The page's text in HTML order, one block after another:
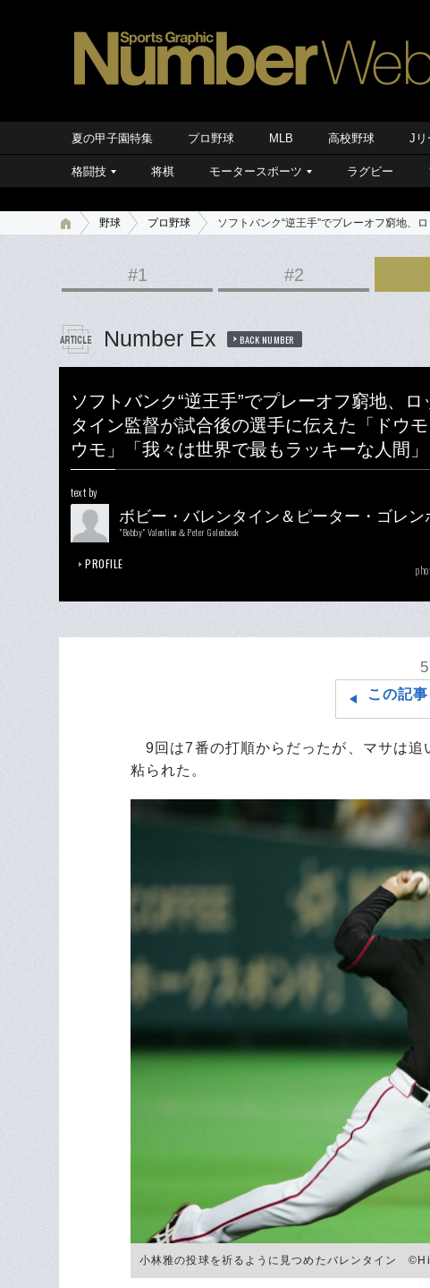
夏の甲子園特集 プロ野球 MLB 高校野球 Jリ
格闘技 将棋 モータースポーツ ラグビー
野球 プロ野球 ソフトバンク“逆王手”でプレーオフ窮地、
#1 #2
Number Ex BACK NUMBER
ソフトバンク“逆王手”でプレーオフ窮地、ロ
タイン監督が試合後の選手に伝えた「ドウ
ウモ」「我々は世界で最もラッキーな人間」
text by
ボビー・バレンタイン＆ピーター・ゴレン
"Bobby" Valentine＆Peter Golenbock
PROFILE
5
この記
9回は7番の打順からだったが、マサは追
粘られた。
小林雅の投球を祈るように見つめたバレンタイン